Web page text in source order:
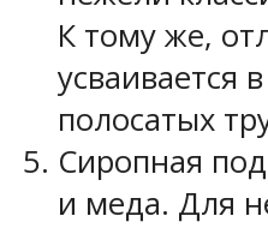
К тому же,
усваивается
полосатых
Сиропная
и меда. Для